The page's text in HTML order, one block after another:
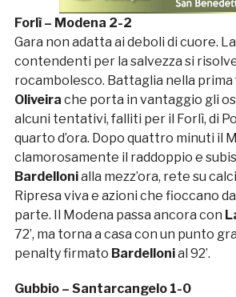
Forlì – Modena 2-2
Gara non adatta ai deboli di cuore.
contendenti per la salvezza si
rocambolesco. Battaglia nella
Oliveira che porta in vantaggio gli
alcuni tentativi, falliti per il Forlì, di
quarto d’ora. Dopo quattro minuti il
clamorosamente il raddoppio e
Bardellonialla mezz’ora, rete su
Ripresa viva e azioni che fioccano
parte. Il Modena passa ancora con
72’, ma torna a casa con un punto
penalty firmato Bardellonial 92’.
Gubbio – Santarcangelo 1-0